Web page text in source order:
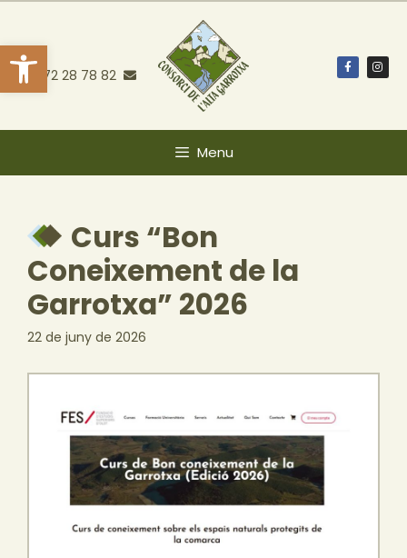
Obre la barra d'eines
972 28 78 82
Menu
Curs “Bon
Coneixement de la
Garrotxa” 2026
22 de juny de 2026